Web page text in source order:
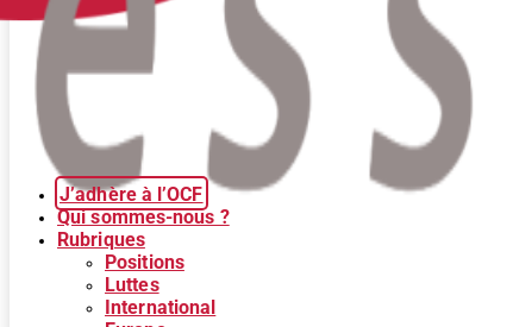
J’adhère à l’OCF
Qui sommes-nous ?
Rubriques
Positions
Luttes
International